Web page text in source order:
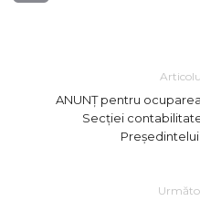
ANUNȚ pentru
Secției